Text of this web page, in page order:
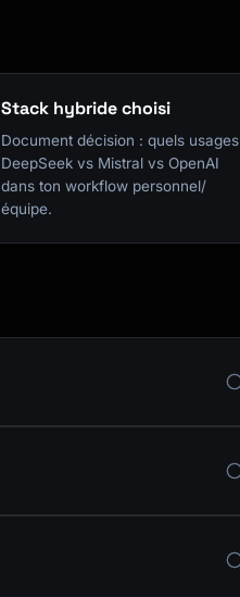
Stack hybride choisi
Document décision : quels usages
DeepSeek vs Mistral vs OpenAI
dans ton workflow personnel/
équipe.